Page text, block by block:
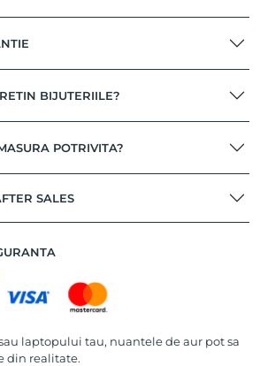
BIJUTERIILE?
POTRIVITA?
SALES
laptopului tau, nuantele de aur pot sa
din realitate.